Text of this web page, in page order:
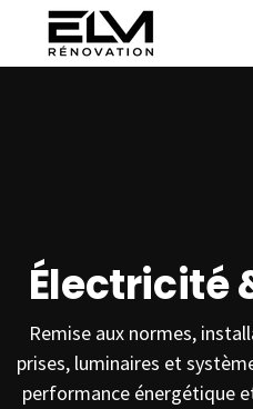
Électricité
Remise aux normes,
prises, luminaires et
performance énergétique